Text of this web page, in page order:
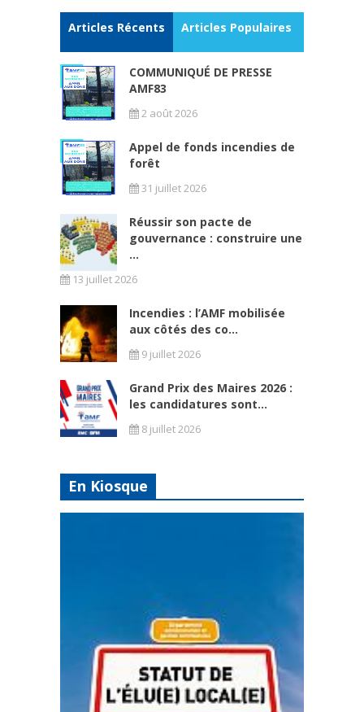
Articles Récents Articles Populaires
COMMUNIQUÉ DE PRESSE
AMF83
2 août 2026
Appel de fonds incendies de
forêt
31 juillet 2026
Réussir son pacte de
gouvernance : construire une
...
13 juillet 2026
Incendies : l’AMF mobilisée
aux côtés des co...
9 juillet 2026
Grand Prix des Maires 2026 :
les candidatures sont...
8 juillet 2026
En Kiosque